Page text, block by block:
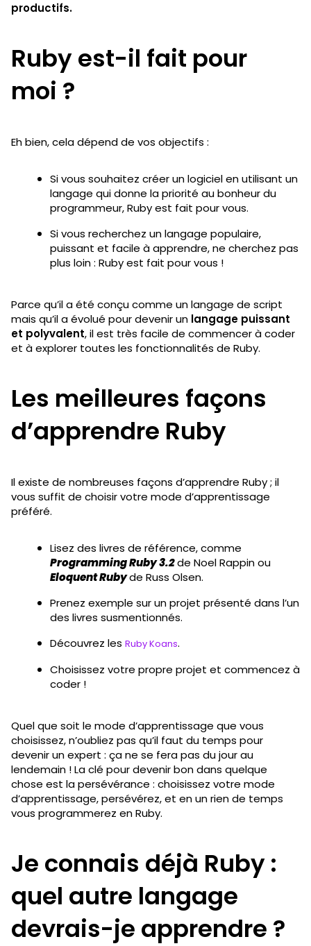
productifs.
Ruby est-il fait pour
moi ?
Eh bien, cela dépend de vos objectifs :
Si vous souhaitez créer un logiciel en utilisant un
langage qui donne la priorité au bonheur du
programmeur, Ruby est fait pour vous.
Si vous recherchez un langage populaire,
puissant et facile à apprendre, ne cherchez pas
plus loin : Ruby est fait pour vous !
Parce qu’il a été conçu comme un langage de script
mais qu’il a évolué pour devenir un langage puissant
et polyvalent, il est très facile de commencer à coder
et à explorer toutes les fonctionnalités de Ruby.
Les meilleures façons
d’apprendre Ruby
Il existe de nombreuses façons d’apprendre Ruby ; il
vous suffit de choisir votre mode d’apprentissage
préféré.
Lisez des livres de référence, comme
Programming Ruby 3.2de Noel Rappin ou
Eloquent Rubyde Russ Olsen.
Prenez exemple sur un projet présenté dans l’un
des livres susmentionnés.
Découvrez les Ruby Koans.
Choisissez votre propre projet et commencez à
coder !
Quel que soit le mode d’apprentissage que vous
choisissez, n’oubliez pas qu’il faut du temps pour
devenir un expert : ça ne se fera pas du jour au
lendemain ! La clé pour devenir bon dans quelque
chose est la persévérance : choisissez votre mode
d’apprentissage, persévérez, et en un rien de temps
vous programmerez en Ruby.
Je connais déjà Ruby :
quel autre langage
devrais-je apprendre ?